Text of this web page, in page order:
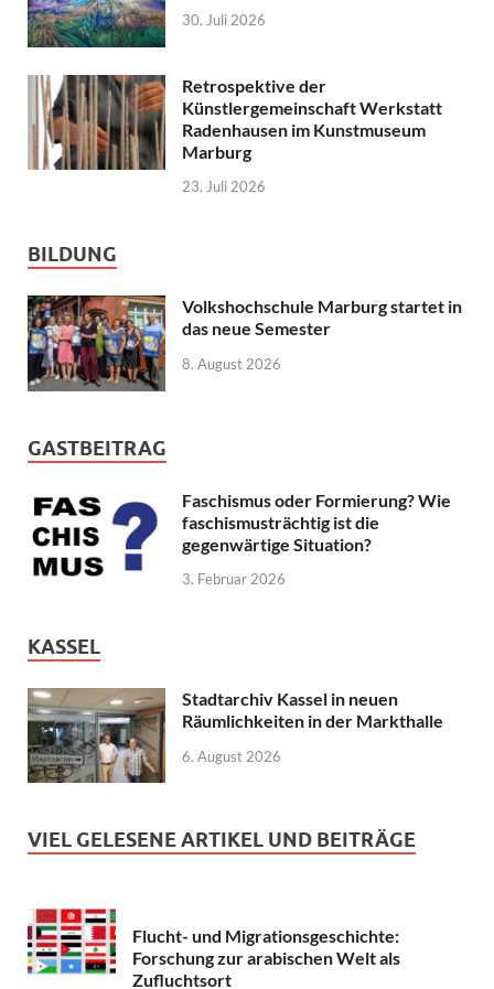
30. Juli 2026
Retrospektive der
Künstlergemeinschaft Werkstatt
Radenhausen im Kunstmuseum
Marburg
23. Juli 2026
BILDUNG
Volkshochschule Marburg startet in
das neue Semester
8. August 2026
GASTBEITRAG
Faschismus oder Formierung? Wie
faschismusträchtig ist die
gegenwärtige Situation?
3. Februar 2026
KASSEL
Stadtarchiv Kassel in neuen
Räumlichkeiten in der Markthalle
6. August 2026
VIEL GELESENE ARTIKEL UND BEITRÄGE
Flucht- und Migrationsgeschichte:
Forschung zur arabischen Welt als
Zufluchtsort